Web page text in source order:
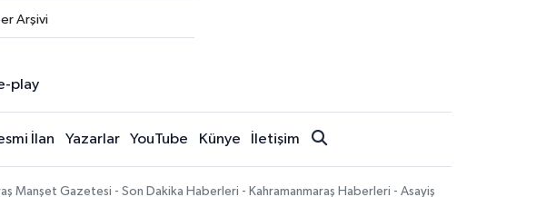
Arşivi
İlan Yazarlar YouTube Künye İletişim
Manşet Gazetesi - Son Dakika Haberleri - Kahramanmaraş Haberleri - Asayiş